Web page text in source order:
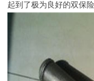
起到了极为良好的双保险